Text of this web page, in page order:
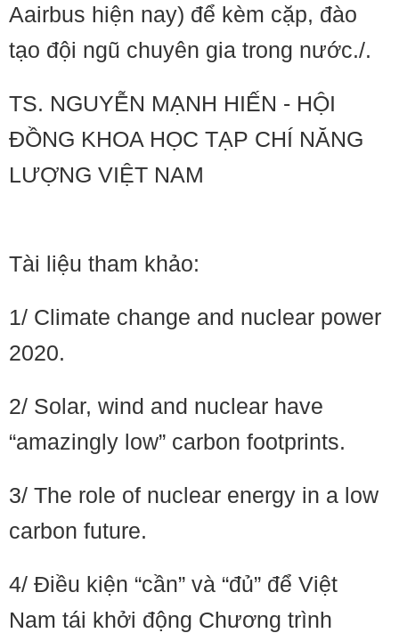
Aairbus hiện nay) để kèm cặp, đào
tạo đội ngũ chuyên gia trong nước./.
TS. NGUYỄN MẠNH HIẾN - HỘI
ĐỒNG KHOA HỌC TẠP CHÍ NĂNG
LƯỢNG VIỆT NAM
Tài liệu tham khảo:
1/ Climate change and nuclear power
2020.
2/ Solar, wind and nuclear have
“amazingly low” carbon footprints.
3/ The role of nuclear energy in a low
carbon future.
4/ Điều kiện “cần” và “đủ” để Việt
Nam tái khởi động Chương trình